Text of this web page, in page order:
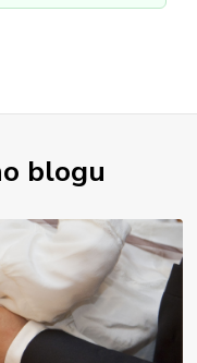
blogu